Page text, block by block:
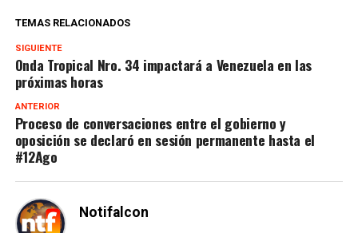
TEMAS RELACIONADOS
SIGUIENTE
Onda Tropical Nro. 34 impactará a Venezuela en las
próximas horas
ANTERIOR
Proceso de conversaciones entre el gobierno y
oposición se declaró en sesión permanente hasta el
#12Ago
Notifalcon